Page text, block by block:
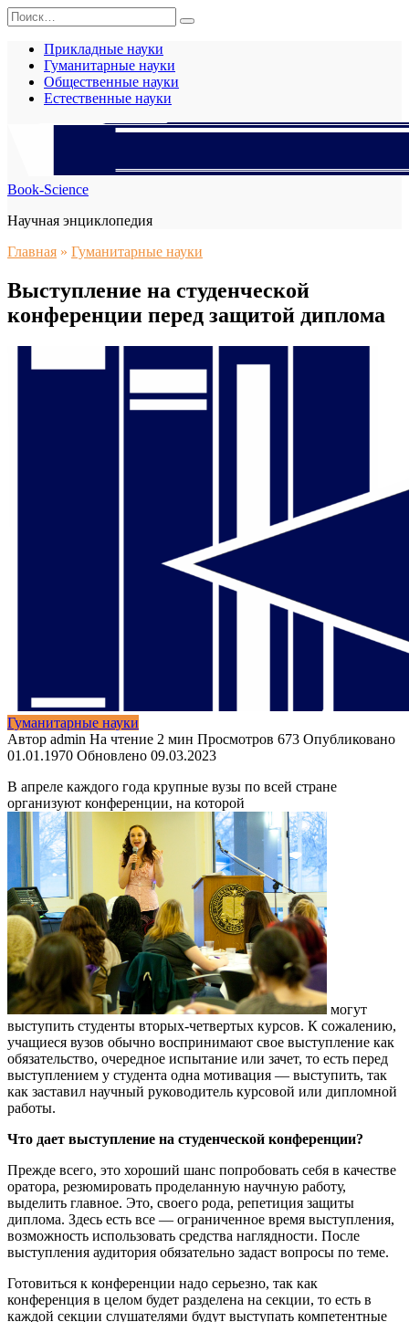
Перейти
к
содержанию
Search
for:
Прикладные науки
Гуманитарные науки
Общественные науки
Естественные науки
Book-Science
Научная энциклопедия
Главная » Гуманитарные науки
Выступление на студенческой
конференции перед защитой диплома
Гуманитарные науки
Автор admin На чтение 2 мин Просмотров 673 Опубликовано
01.01.1970 Обновлено 09.03.2023
В апреле каждого года крупные вузы по всей стране
организуют конференции, на которой
могут
выступить студенты вторых-четвертых курсов. К сожалению,
учащиеся вузов обычно воспринимают свое выступление как
обязательство, очередное испытание или зачет, то есть перед
выступлением у студента одна мотивация — выступить, так
как заставил научный руководитель курсовой или дипломной
работы.
Что дает выступление на студенческой конференции?
Прежде всего, это хороший шанс попробовать себя в качестве
оратора, резюмировать проделанную научную работу,
выделить главное. Это, своего рода, репетиция защиты
диплома. Здесь есть все — ограниченное время выступления,
возможность использовать средства наглядности. После
выступления аудитория обязательно задаст вопросы по теме.
Готовиться к конференции надо серьезно, так как
конференция в целом будет разделена на секции, то есть в
каждой секции слушателями будут выступать компетентные